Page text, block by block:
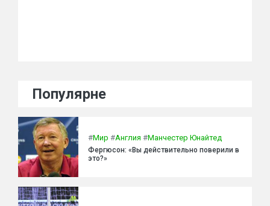
Популярне
#Мир #Англия #Манчестер Юнайтед
Фергюсон: «Вы действительно поверили в
это?»